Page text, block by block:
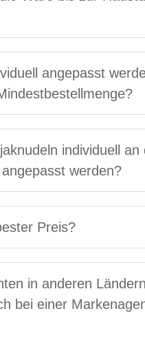
angepasst
individuell an
werden?
Preis?
in anderen
bei einer